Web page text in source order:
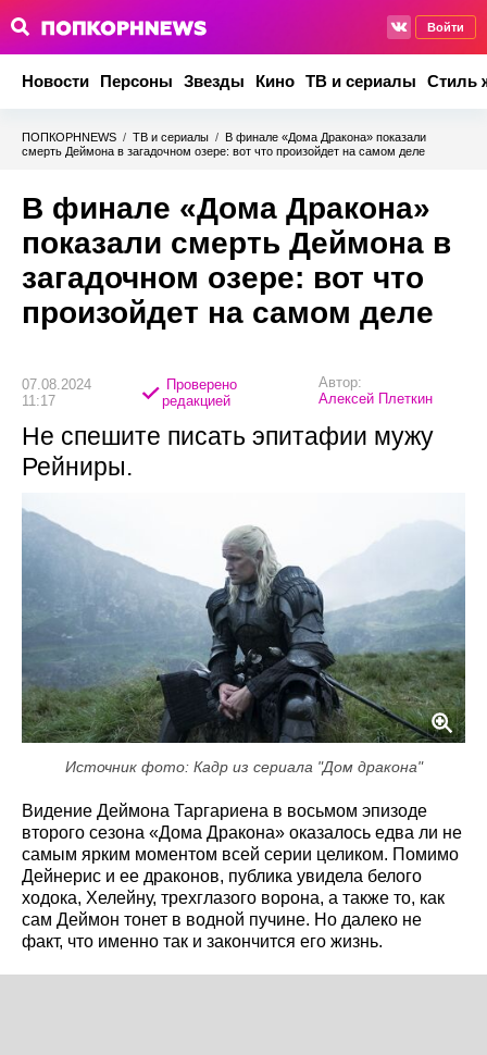
Войти
Новости Персоны Звезды Кино ТВ и сериалы Стиль
ПОПКОРНNEWS / ТВ и сериалы / В финале «Дома Дракона» показали
смерть Деймона в загадочном озере: вот что произойдет на самом деле
В финале «Дома Дракона»
показали смерть Деймона в
загадочном озере: вот что
произойдет на самом деле
07.08.2024
11:17
Проверено
редакцией
Автор:
Алексей Плеткин
Не спешите писать эпитафии мужу
Рейниры.
Источник фото: Кадр из сериала "Дом дракона"
Видение Деймона Таргариена в восьмом эпизоде
второго сезона «Дома Дракона» оказалось едва ли не
самым ярким моментом всей серии целиком. Помимо
Дейнерис и ее драконов, публика увидела белого
ходока, Хелейну, трехглазого ворона, а также то, как
сам Деймон тонет в водной пучине. Но далеко не
факт, что именно так и закончится его жизнь.